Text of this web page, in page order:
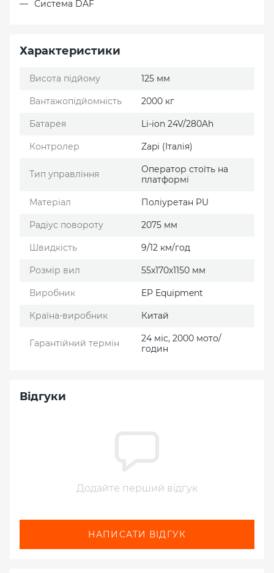
Система DAF
Характеристики
Висота підйому 125 мм
Вантажопідйомність 2000 кг
Батарея Li-ion 24V/280Ah
Контролер Zapi (Італія)
Тип управління
Оператор стоїть на
платформі
Матеріал Поліуретан PU
Радіус повороту 2075 мм
Швидкість 9/12 км/год
Розмір вил 55х170х1150 мм
Виробник EP Еquipment
Країна-виробник Китай
Гарантійний термін
24 міс, 2000 мото/
годин
Відгуки
Додайте перший відгук
НАПИСАТИ ВІДГУК